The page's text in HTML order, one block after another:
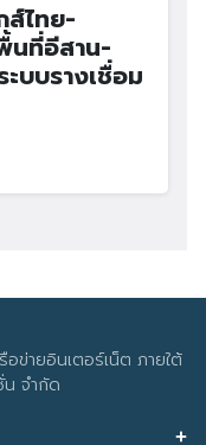
ส์ไทย-
นที่อีสาน-
บบรางเชื่อม
ข่ายอินเตอร์เน็ต ภายใต้
น จำกัด